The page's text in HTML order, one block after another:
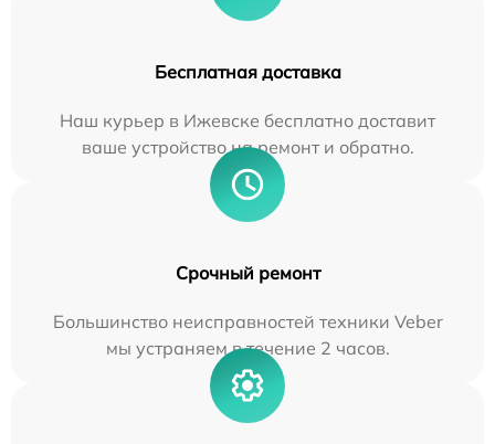
Бесплатная доставка
Наш курьер в Ижевске бесплатно доставит
ваше устройство на ремонт и обратно.
Срочный ремонт
Большинство неисправностей техники Veber
мы устраняем в течение 2 часов.